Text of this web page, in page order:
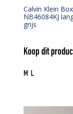
Calvin Klein
NB46084KJ
grijs
Koop dit
M L